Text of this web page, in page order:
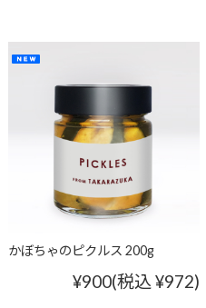
かぼちゃのピクルス 200g
¥900(税込 ¥972)